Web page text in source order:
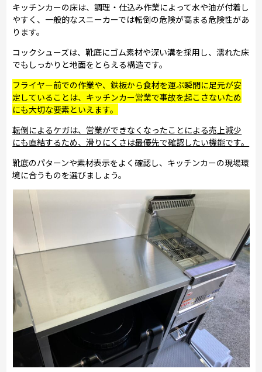
キッチンカーの床は、調理・仕込み作業によって水や油が付着し
やすく、一般的なスニーカーでは転倒の危険が高まる危険性があ
ります。
コックシューズは、靴底にゴム素材や深い溝を採用し、濡れた床
でもしっかりと地面をとらえる構造です。
フライヤー前での作業や、鉄板から食材を運ぶ瞬間に足元が安
定していることは、キッチンカー営業で事故を起こさないため
にも大切な要素といえます。
転倒によるケガは、営業ができなくなったことによる売上減少
にも直結するため、滑りにくさは最優先で確認したい機能です。
靴底のパターンや素材表示をよく確認し、キッチンカーの現場環
境に合うものを選びましょう。